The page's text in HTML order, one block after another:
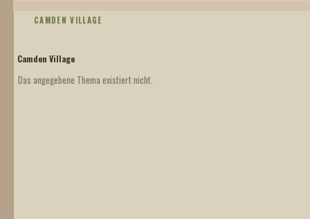
CAMDEN VILLAGE
Camden Village
Das angegebene Thema existiert nicht.